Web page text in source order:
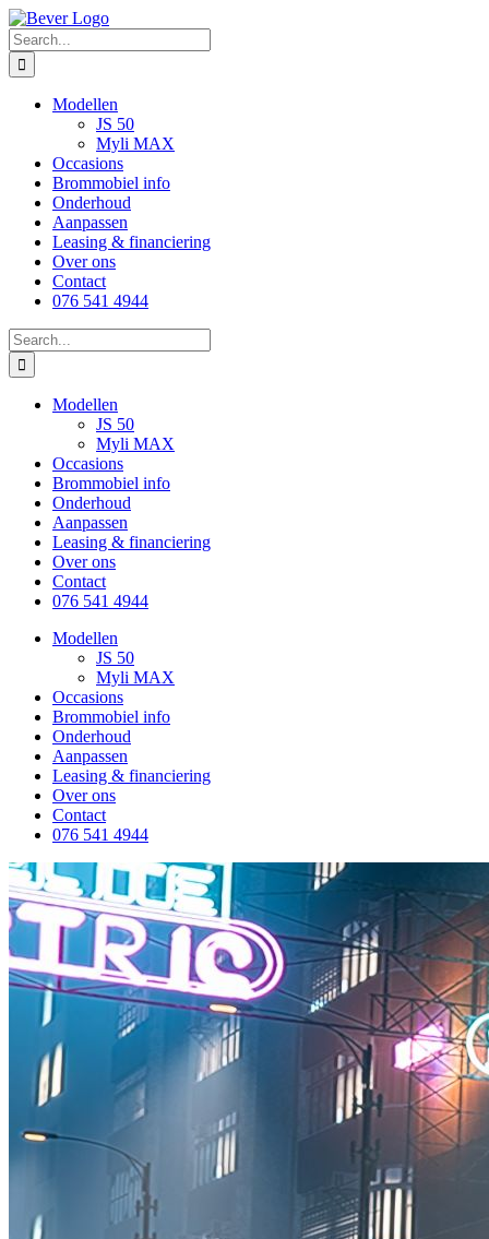
Skip
to
content
Search
for:
Modellen
JS 50
Myli MAX
Occasions
Brommobiel info
Onderhoud
Aanpassen
Leasing & financiering
Over ons
Contact
076 541 4944
Search
for:
Modellen
JS 50
Myli MAX
Occasions
Brommobiel info
Onderhoud
Aanpassen
Leasing & financiering
Over ons
Contact
076 541 4944
Modellen
JS 50
Myli MAX
Occasions
Brommobiel info
Onderhoud
Aanpassen
Leasing & financiering
Over ons
Contact
076 541 4944